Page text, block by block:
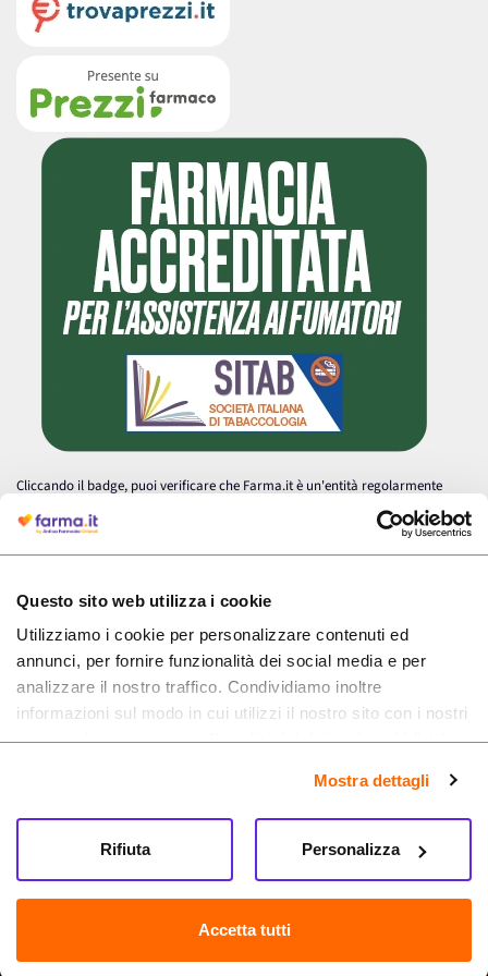
Questo sito web utilizza i cookie
Utilizziamo i cookie per personalizzare contenuti ed
annunci, per fornire funzionalità dei social media e per
analizzare il nostro traffico. Condividiamo inoltre
informazioni sul modo in cui utilizzi il nostro sito con i nostri
partner che si occupano di analisi dei dati web, pubblicità e
informazioni che hai fornito loro o che hanno raccolto dal
tuo utilizzo dei loro servizi.
Mostra dettagli
Accetta tutti
Personalizza
Rifiuta
Cliccando il badge, puoi verificare che Farma.it è un'entità regolarmente
autorizzata dal Ministero della Salute a effettuare la vendita online di
medicinali.
Farma.it S.a.s. P. IVA 07417261216 REA: NA-884088
CREDITS
Sede legale Via delle Repubbliche Marinare 128, 80147 Napoli